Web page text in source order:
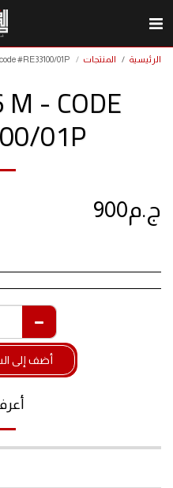
الرئيسية المنتجات #RE33100/01P
- CODE
01P
ج.م900
أضف إلى